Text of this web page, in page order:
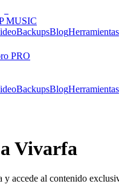
MUSIC
BackupsBlogHerramientas
PRO
BackupsBlogHerramientas
Vivarfa
y accede al contenido